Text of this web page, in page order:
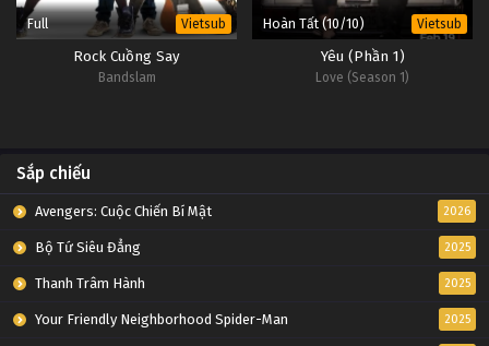
Full Vietsub
Rock Cuồng Say
Bandslam
Hoàn Tất (10/10) Vietsub
Yêu (Phần 1)
Love (Season 1)
Sắp chiếu
Avengers: Cuộc Chiến Bí Mật 2026
Bộ Tứ Siêu Đẳng 2025
Thanh Trâm Hành 2025
Your Friendly Neighborhood Spider-Man 2025